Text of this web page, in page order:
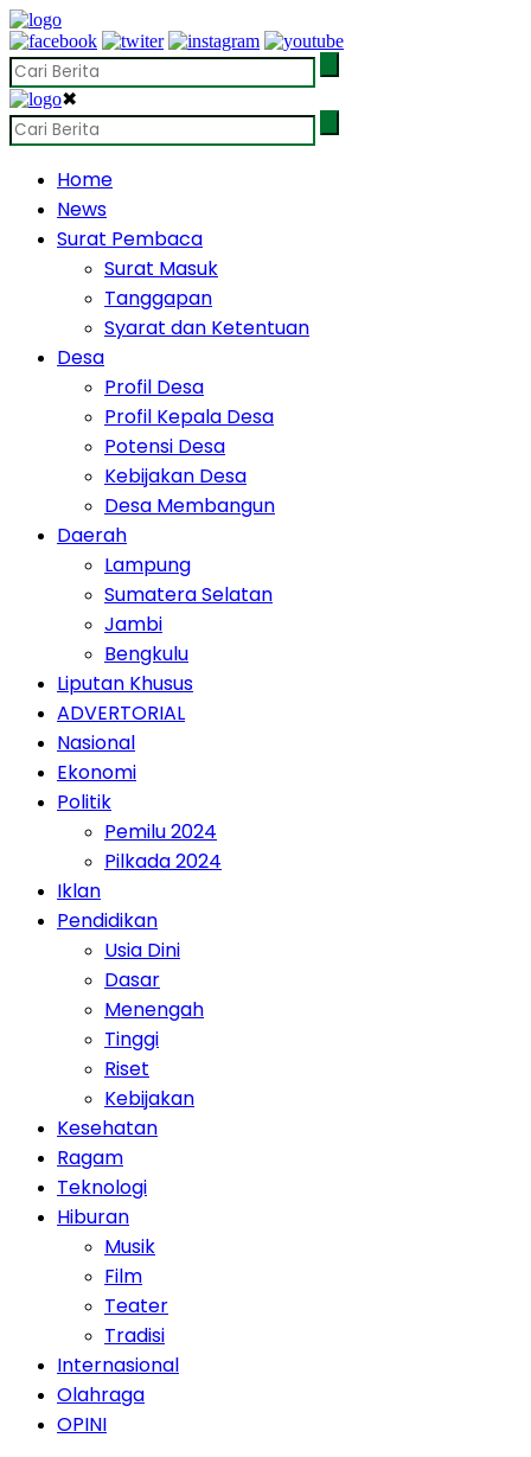
✖
Home
News
Surat Pembaca
Surat Masuk
Tanggapan
Syarat dan Ketentuan
Desa
Profil Desa
Profil Kepala Desa
Potensi Desa
Kebijakan Desa
Desa Membangun
Daerah
Lampung
Sumatera Selatan
Jambi
Bengkulu
Liputan Khusus
ADVERTORIAL
Nasional
Ekonomi
Politik
Pemilu 2024
Pilkada 2024
Iklan
Pendidikan
Usia Dini
Dasar
Menengah
Tinggi
Riset
Kebijakan
Kesehatan
Ragam
Teknologi
Hiburan
Musik
Film
Teater
Tradisi
Internasional
Olahraga
OPINI